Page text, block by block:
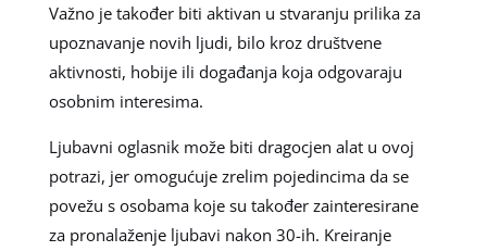
Važno je također biti aktivan u stvaranju prilika za
upoznavanje novih ljudi, bilo kroz društvene
aktivnosti, hobije ili događanja koja odgovaraju
osobnim interesima.
Ljubavni oglasnik može biti dragocjen alat u ovoj
potrazi, jer omogućuje zrelim pojedincima da se
povežu s osobama koje su također zainteresirane
za pronalaženje ljubavi nakon 30-ih. Kreiranje